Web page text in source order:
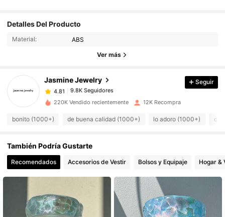
Detalles Del Producto
Material: ABS
Ver más
Jasmine Jewelry
4.81 9.8K Seguidores
9.8K Seguidores
9.8K Seguidores
9.8K Seguidores
a***3 seguidoHace 1 día
4.81
9.8K Seguidores
9.8K Seguidores
4.81 9.8K Seguidores
4.81 9.8K Seguidores
9.8K Seguidores
Seguir
220K Vendido recientemente 12K Recompra
bonito (1000+) de buena calidad (1000+) lo adoro (1000+)
También Podría Gustarte
Recomendados Accesorios de Vestir Bolsos y Equipaje Hogar &